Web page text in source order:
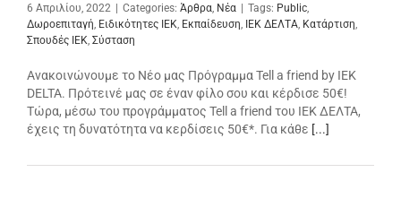
6 Απριλίου, 2022 | Categories: Άρθρα Νέα | Tags: Public
Δωροεπιταγή Ειδικότητες ΙΕΚ Εκπαίδευση ΙΕΚ ΔΕΛΤΑ Κατάρτιση
Σπουδές ΙΕΚ Σύσταση
Ανακοινώνουμε το Νέο μας Πρόγραμμα Tell a friend by IEK
DELTA. Πρότεινέ μας σε έναν φίλο σου και κέρδισε 50€!
Τώρα, μέσω του προγράμματος Tell a friend του ΙΕΚ ΔΕΛΤΑ,
έχεις τη δυνατότητα να κερδίσεις 50€*. Για κάθε [...]